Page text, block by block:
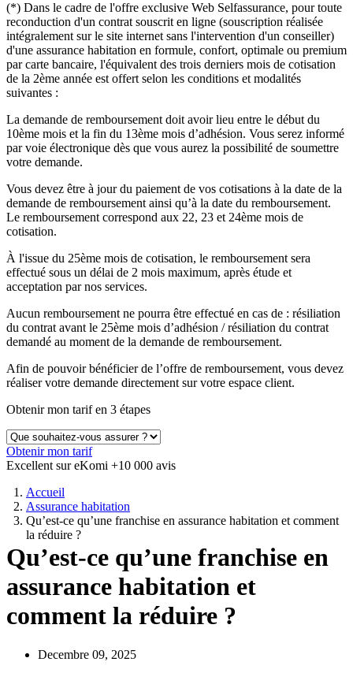
(*) Dans le cadre de l'offre exclusive Web Selfassurance, pour toute
reconduction d'un contrat souscrit en ligne (souscription réalisée
intégralement sur le site internet sans l'intervention d'un conseiller)
d'une assurance habitation en formule, confort, optimale ou premium
par carte bancaire, l'équivalent des trois derniers mois de cotisation
de la 2ème année est offert selon les conditions et modalités
suivantes :
La demande de remboursement doit avoir lieu entre le début du
10ème mois et la fin du 13ème mois d’adhésion. Vous serez informé
par voie électronique dès que vous aurez la possibilité de soumettre
votre demande.
Vous devez être à jour du paiement de vos cotisations à la date de la
demande de remboursement ainsi qu’à la date du remboursement.
Le remboursement correspond aux 22, 23 et 24ème mois de
cotisation.
À l'issue du 25ème mois de cotisation, le remboursement sera
effectué sous un délai de 2 mois maximum, après étude et
acceptation par nos services.
Aucun remboursement ne pourra être effectué en cas de : résiliation
du contrat avant le 25ème mois d’adhésion / résiliation du contrat
demandé au moment de la demande de remboursement.
Afin de pouvoir bénéficier de l’offre de remboursement, vous devez
réaliser votre demande directement sur votre espace client.
Obtenir mon tarif en 3 étapes
Obtenir mon tarif
Excellent sur eKomi +10 000 avis
Accueil
Assurance habitation
Qu’est-ce qu’une franchise en assurance habitation et comment
la réduire ?
Qu’est-ce qu’une franchise en
assurance habitation et
comment la réduire ?
Decembre 09, 2025